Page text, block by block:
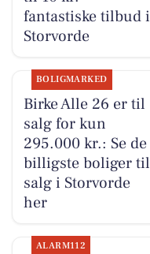
fantastiske tilbud i
Storvorde
BOLIGMARKED
Birke Alle 26 er til
salg for kun
295.000 kr.: Se de
billigste boliger til
salg i Storvorde
her
ALARM112